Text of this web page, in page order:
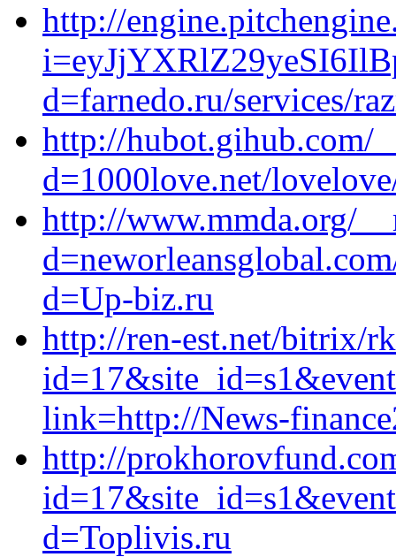
http://
d=farnedo.ru/services/
http://hubot.gihub.com/
d=1000love.net/
http://www.mmda.org/
d=Up-biz.ru
http://ren-est.net/bitrix/
link=http://News-
http://
d=Toplivis.ru